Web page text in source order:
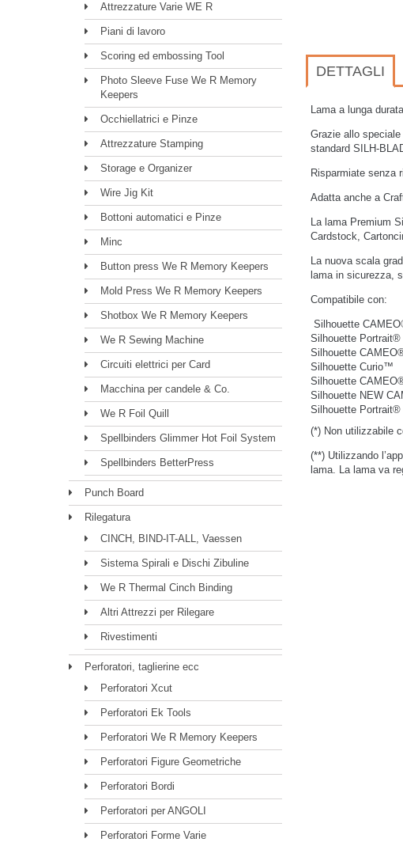
Attrezzature Varie WE R
Piani di lavoro
Scoring ed embossing Tool
Photo Sleeve Fuse We R Memory
Keepers
Occhiellatrici e Pinze
Attrezzature Stamping
Storage e Organizer
Wire Jig Kit
Bottoni automatici e Pinze
Minc
Button press We R Memory Keepers
Mold Press We R Memory Keepers
Shotbox We R Memory Keepers
We R Sewing Machine
Circuiti elettrici per Card
Macchina per candele & Co.
We R Foil Quill
Spellbinders Glimmer Hot Foil System
Spellbinders BetterPress
Punch Board
Rilegatura
CINCH, BIND-IT-ALL, Vaessen
Sistema Spirali e Dischi Zibuline
We R Thermal Cinch Binding
Altri Attrezzi per Rilegare
Rivestimenti
Perforatori, taglierine ecc
Perforatori Xcut
Perforatori Ek Tools
Perforatori We R Memory Keepers
Perforatori Figure Geometriche
Perforatori Bordi
Perforatori per ANGOLI
Perforatori Forme Varie
DETTAGLI
Lama a lunga
Grazie allo
standard SILH-
Risparmiate senza
Adatta anche a
La lama Premium
Cardstock,
La nuova scala
lama in sicurezza,
Compatibile con:
Silhouette
Silhouette Portrait®
Silhouette
Silhouette Curio™
Silhouette
Silhouette NEW
Silhouette Portrait®
(*) Non utilizzabile
(**) Utilizzando
lama. La lama va